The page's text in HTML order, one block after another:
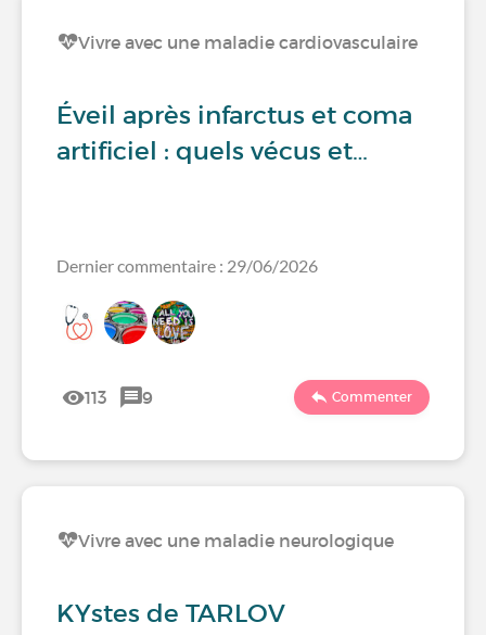
Vivre avec une maladie cardiovasculaire
Éveil après infarctus et coma
artificiel : quels vécus et…
Dernier commentaire : 29/06/2026
113 9 Commenter
Vivre avec une maladie neurologique
KYstes de TARLOV